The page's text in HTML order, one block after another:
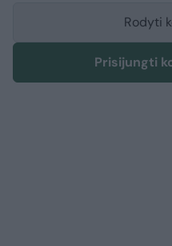
Rodyti
Prisijungti